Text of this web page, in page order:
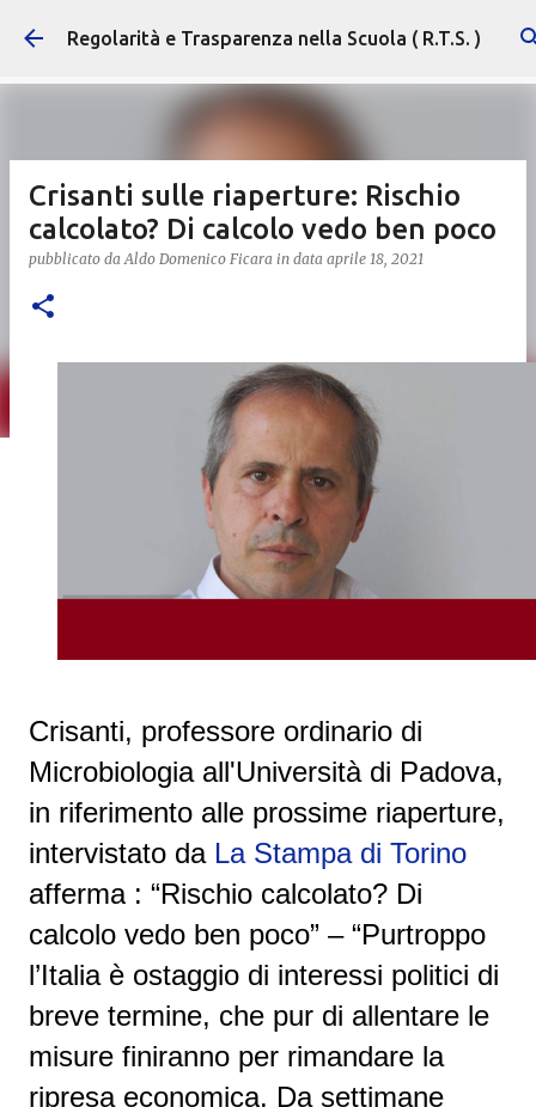
Passa ai contenuti principali
Regolarità e Trasparenza nella Scuola ( R.T.S. )
Crisanti sulle riaperture: Rischio
calcolato? Di calcolo vedo ben poco
pubblicato daAldo Domenico Ficara in data aprile 18, 2021
Crisanti, professore ordinario di
Microbiologia all'Università di Padova,
in riferimento alle prossime riaperture,
intervistato da La Stampa di Torino
afferma : “Rischio calcolato? Di
calcolo vedo ben poco” – “Purtroppo
l’Italia è ostaggio di interessi politici di
breve termine, che pur di allentare le
misure finiranno per rimandare la
ripresa economica. Da settimane